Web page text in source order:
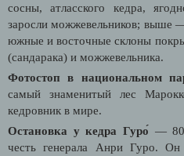
сосны, атласского кедра,
заросли можжевельников; выше
южные и восточные склоны
(сандарака) и можжевельника.
Фотостоп в национальном
самый знаменитый лес
кедровник в мире.
Остановка у кедра Гуро́ —
честь генерала Анри Гуро.